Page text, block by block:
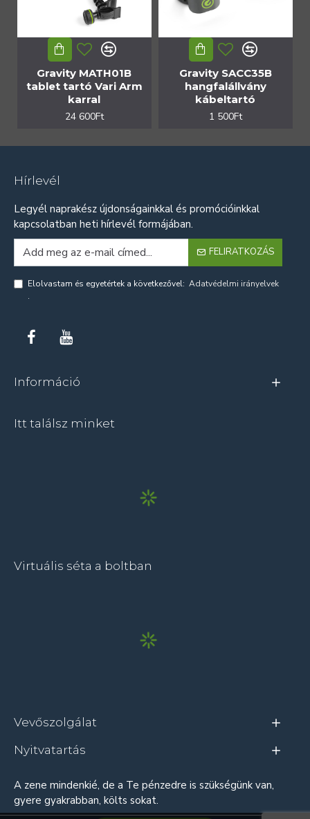
Gravity MATH01B
tablet tartó Vari Arm
karral
24 600Ft
Gravity SACC35B
hangfalállvány
kábeltartó
1 500Ft
Hírlevél
Legyél naprakész újdonságainkkal és promócióinkkal
kapcsolatban heti hírlevél formájában.
FELIRATKOZÁS
Elolvastam és egyetértek a következővel: Adatvédelmi irányelvek
.
Információ
Itt találsz minket
Virtuális séta a boltban
Vevőszolgálat
Nyitvatartás
A zene mindenkié, de a Te pénzedre is szükségünk van,
gyere gyakrabban, költs sokat.